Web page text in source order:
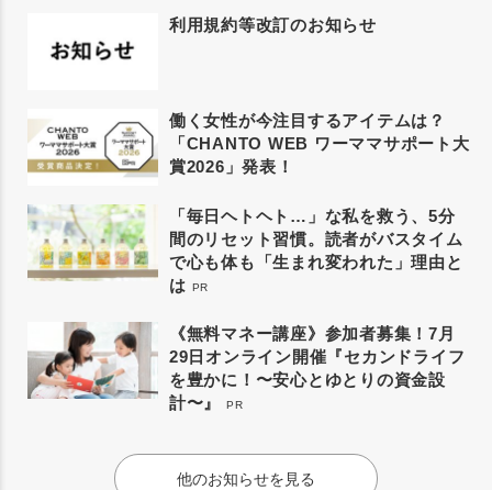
利用規約等改訂のお知らせ
働く女性が今注目するアイテムは？
「CHANTO WEB ワーママサポート大
賞2026」発表！
「毎日ヘトヘト…」な私を救う、5分
間のリセット習慣。読者がバスタイム
で心も体も「生まれ変われた」理由と
は PR
《無料マネー講座》参加者募集！7月
29日オンライン開催『セカンドライフ
を豊かに！〜安心とゆとりの資金設
計〜』
PR
他のお知らせを見る